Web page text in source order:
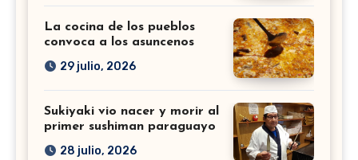
La cocina de los pueblos
convoca a los asuncenos
29 julio, 2026
Sukiyaki vio nacer y morir al
primer sushiman paraguayo
28 julio, 2026